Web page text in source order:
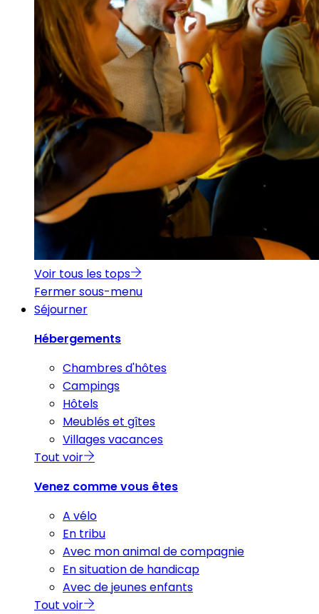
Voir tous les tops
Fermer sous-menu
Séjourner
Hébergements
Chambres d'hôtes
Campings
Hôtels
Meublés et gîtes
Villages vacances
Tout voir
Venez comme vous êtes
A vélo
En tribu
Avec mon animal de compagnie
En situation de handicap
Avec de jeunes enfants
Tout voir